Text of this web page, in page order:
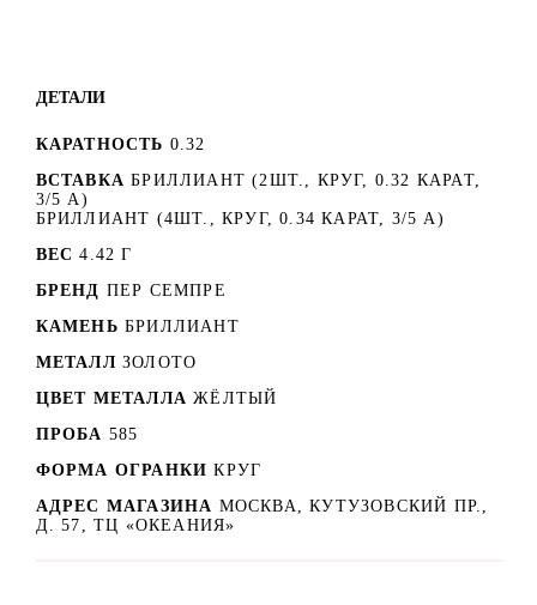
ДЕТАЛИ
КАРАТНОСТЬ 0.32
ВСТАВКА БРИЛЛИАНТ (2ШТ., КРУГ, 0.32 КАРАТ,
3/5 А)
БРИЛЛИАНТ (4ШТ., КРУГ, 0.34 КАРАТ, 3/5 А)
ВЕС 4.42 Г
БРЕНД ПЕР СЕМПРЕ
КАМЕНЬ БРИЛЛИАНТ
МЕТАЛЛ ЗОЛОТО
ЦВЕТ МЕТАЛЛА ЖЁЛТЫЙ
ПРОБА 585
ФОРМА ОГРАНКИ КРУГ
АДРЕС МАГАЗИНА МОСКВА, КУТУЗОВСКИЙ ПР.,
Д. 57, ТЦ «ОКЕАНИЯ»